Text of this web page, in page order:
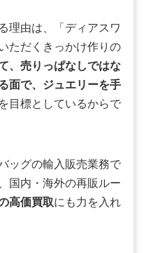
理由は、「ディアスワ
ただくきっかけ作りの
、売りっぱなしではな
面で、ジュエリーを手
を目標としているからで
ッグの輸入販売業務で
国内・海外の再販ルー
高価買取にも力を入れ